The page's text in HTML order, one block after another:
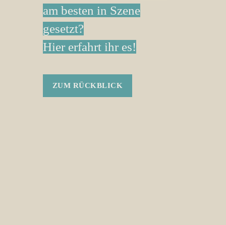
Einsendeschluss: 9.
November 2026.
MEHR ERFAHREN
am besten in Szene
gesetzt?
Hier erfahrt ihr es!
ZUM RÜCKBLICK
MEHR ERFAHREN
ZU DEN FILMEN